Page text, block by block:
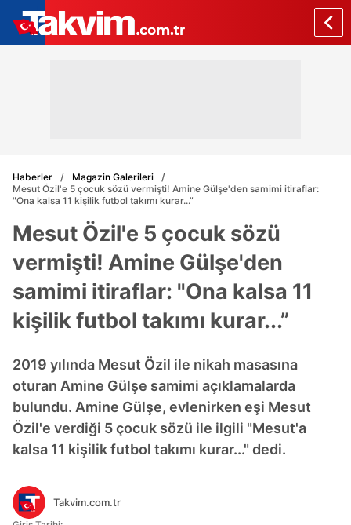
Haberler
Magazin Galerileri
Mesut Özil'e 5 çocuk sözü vermişti! Amine Gülşe'den samimi itiraflar:
"Ona kalsa 11 kişilik futbol takımı kurar...”
Mesut Özil'e 5 çocuk sözü
vermişti! Amine Gülşe'den
samimi itiraflar: "Ona kalsa 11
kişilik futbol takımı kurar...”
2019 yılında Mesut Özil ile nikah masasına
oturan Amine Gülşe samimi açıklamalarda
bulundu. Amine Gülşe, evlenirken eşi Mesut
Özil'e verdiği 5 çocuk sözü ile ilgili "Mesut'a
kalsa 11 kişilik futbol takımı kurar..." dedi.
Takvim.com.tr